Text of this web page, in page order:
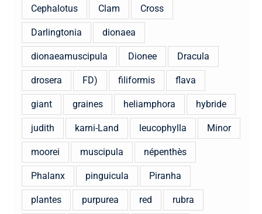
Cephalotus Clam Cross
Darlingtonia dionaea
dionaeamuscipula Dionee Dracula
drosera FD) filiformis flava
giant graines heliamphora hybride
judith karni-Land leucophylla Minor
moorei muscipula népenthès
Phalanx pinguicula Piranha
plantes purpurea red rubra